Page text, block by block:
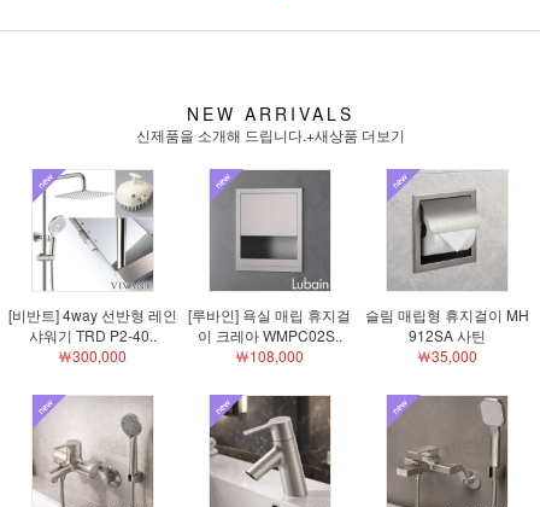
NEW ARRIVALS
신제품을 소개해 드립니다.+새상품 더보기
[비반트] 4way 선반형 레인
샤워기 TRD P2-40..
￦300,000
[루바인] 욕실 매립 휴지걸
이 크레아 WMPC02S..
￦108,000
슬림 매립형 휴지걸이 MH
912SA 사틴
￦35,000